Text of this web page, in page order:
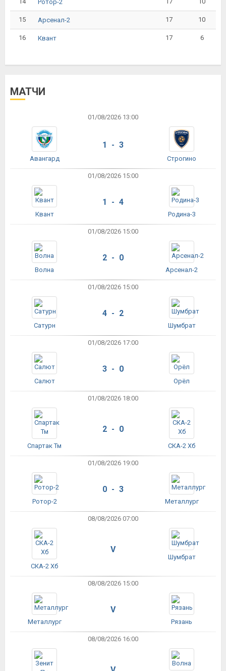
Ротор-2
15 Арсенал-2 17 10
16 Квант 17 6
МАТЧИ
01/08/2026 13:00
Авангард
1 - 3
Строгино
01/08/2026 15:00
Квант
1 - 4
Родина-3
01/08/2026 15:00
Волна
2 - 0
Арсенал-2
01/08/2026 15:00
Сатурн
4 - 2
Шумбрат
01/08/2026 17:00
Салют
3 - 0
Орёл
01/08/2026 18:00
Спартак Тм
2 - 0
СКА-2 Хб
01/08/2026 19:00
Ротор-2
0 - 3
Металлург
08/08/2026 07:00
СКА-2 Хб
V
Шумбрат
08/08/2026 15:00
Металлург
V
Рязань
08/08/2026 16:00